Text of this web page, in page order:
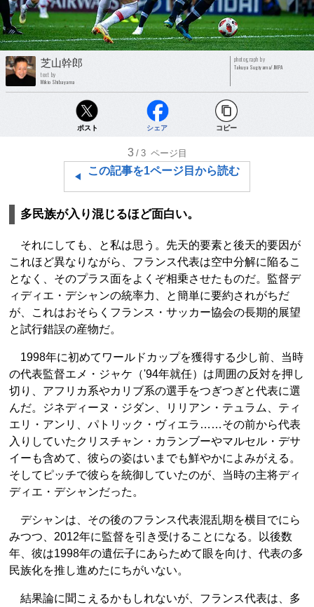
芝山幹郎
text by
Mikio Shibayama
photograph by
Takuya Sugiyama/JMPA
ポスト シェア コピー
3 /3 ページ目
この記事を1ページ目から読む
多民族が入り混じるほど面白い。
それにしても、と私は思う。先天的要素と後天的要因が
これほど異なりながら、フランス代表は空中分解に陥るこ
となく、そのプラス面をよくぞ相乗させたものだ。監督デ
ィディエ・デシャンの統率力、と簡単に要約されがちだ
が、これはおそらくフランス・サッカー協会の長期的展望
と試行錯誤の産物だ。
1998年に初めてワールドカップを獲得する少し前、当時
の代表監督エメ・ジャケ（'94年就任）は周囲の反対を押し
切り、アフリカ系やカリブ系の選手をつぎつぎと代表に選
んだ。ジネディーヌ・ジダン、リリアン・テュラム、ティ
エリ・アンリ、パトリック・ヴィエラ……その前から代表
入りしていたクリスチャン・カランブーやマルセル・デサ
イーも含めて、彼らの姿はいまでも鮮やかによみがえる。
そしてピッチで彼らを統御していたのが、当時の主将ディ
ディエ・デシャンだった。
デシャンは、その後のフランス代表混乱期を横目でにら
みつつ、2012年に監督を引き受けることになる。以後数
年、彼は1998年の遺伝子にあらためて眼を向け、代表の多
民族化を推し進めたにちがいない。
結果論に聞こえるかもしれないが、フランス代表は、多